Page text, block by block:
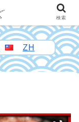
ZH
検索